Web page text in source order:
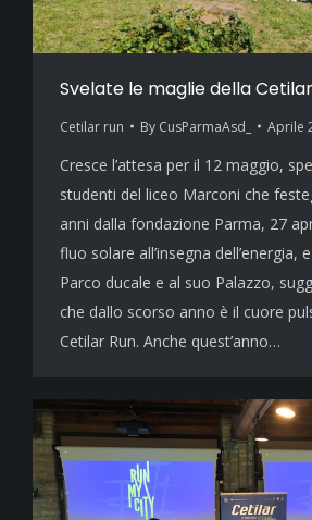
Svelate le maglie della
Cetilar run By CusParmaAsd_ Aprile
Cresce l’attesa per il 12 maggio,
studenti del liceo Marconi che
anni dalla fondazione Parma, 27
fluo solare all’insegna dell’energia,
Parco ducale e al suo Palazzo,
che dallo scorso anno è il cuore
Cetilar Run. Anche quest’anno…